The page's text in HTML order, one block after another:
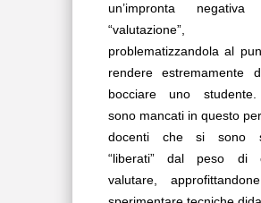
un’impronta negativa
“valutazione”,
problematizzandola al
rendere estremamente
bocciare uno
sono mancati in questo
docenti che si sono
“liberati” dal peso di
valutare,